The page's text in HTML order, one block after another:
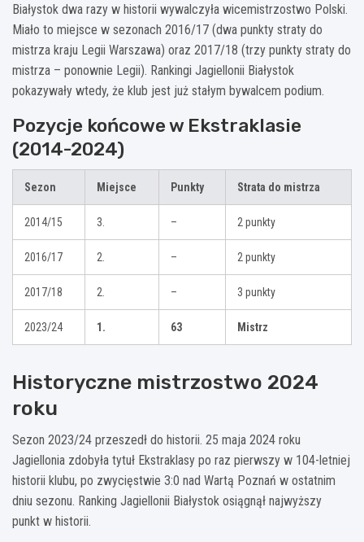
Białystok dwa razy w historii wywalczyła wicemistrzostwo Polski.
Miało to miejsce w sezonach 2016/17 (dwa punkty straty do
mistrza kraju Legii Warszawa) oraz 2017/18 (trzy punkty straty do
mistrza – ponownie Legii). Rankingi Jagiellonii Białystok
pokazywały wtedy, że klub jest już stałym bywalcem podium.
Pozycje końcowe w Ekstraklasie
(2014-2024)
Sezon Miejsce Punkty Strata do mistrza
2014/15 3. – 2 punkty
2016/17 2. – 2 punkty
2017/18 2. – 3 punkty
2023/24 1. 63 Mistrz
Historyczne mistrzostwo 2024
roku
Sezon 2023/24 przeszedł do historii. 25 maja 2024 roku
Jagiellonia zdobyła tytuł Ekstraklasy po raz pierwszy w 104-letniej
historii klubu, po zwycięstwie 3:0 nad Wartą Poznań w ostatnim
dniu sezonu. Ranking Jagiellonii Białystok osiągnął najwyższy
punkt w historii.